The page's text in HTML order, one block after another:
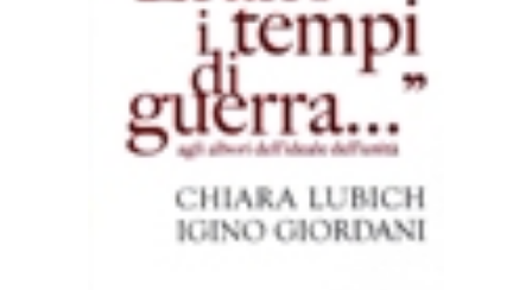
AGGIUNGI AL CARRELLO